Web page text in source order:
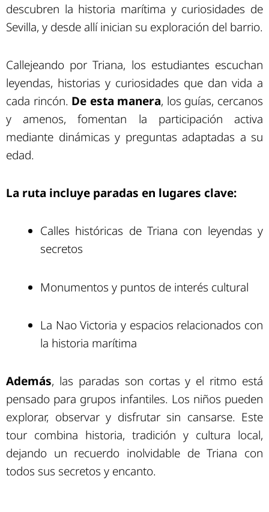
descubren la historia marítima y curiosidades de
Sevilla, y desde allí inician su exploración del barrio.
Callejeando por Triana, los estudiantes escuchan
leyendas, historias y curiosidades que dan vida a
cada rincón. De esta manera, los guías, cercanos
y amenos, fomentan la participación activa
mediante dinámicas y preguntas adaptadas a su
edad.
La ruta incluye paradas en lugares clave:
Calles históricas de Triana con leyendas y
secretos
Monumentos y puntos de interés cultural
La Nao Victoria y espacios relacionados con
la historia marítima
Además, las paradas son cortas y el ritmo está
pensado para grupos infantiles. Los niños pueden
explorar, observar y disfrutar sin cansarse. Este
tour combina historia, tradición y cultura local,
dejando un recuerdo inolvidable de Triana con
todos sus secretos y encanto.